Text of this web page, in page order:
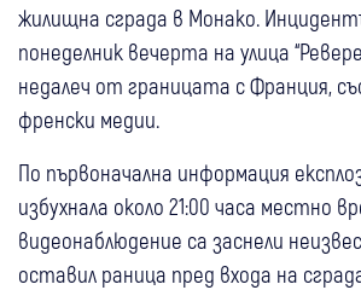
жилищна сграда в Монако.
понеделник вечерта на улица
недалеч от границата с Франция,
френски медии.
По първоначална информация
избухнала около 21:00 часа местно
видеонаблюдение са заснели
оставил раница пред входа на